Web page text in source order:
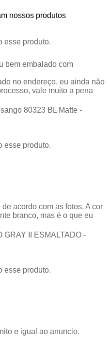
nossos produtos
esse produto.
bem embalado com
no endereço, eu ainda não
vale muito a pena
80323 BL Matte -
esse produto.
acordo com as fotos. A cor
branco, mas é o que eu
GRAY II ESMALTADO -
esse produto.
e igual ao anuncio.